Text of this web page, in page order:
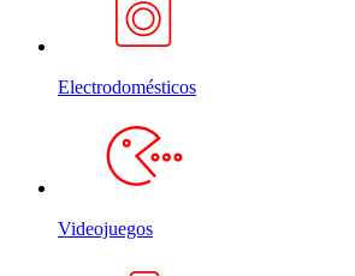
Electrodomésticos
Videojuegos